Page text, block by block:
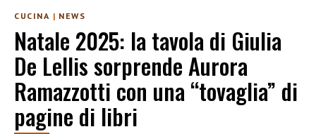
CUCINA | NEWS
Natale 2025: la tavola di Giulia
De Lellis sorprende Aurora
Ramazzotti con una “tovaglia” di
pagine di libri